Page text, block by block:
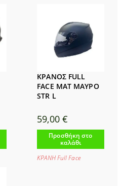
ΚΡΑΝΟΣ FULL
FACE ΜΑΤ ΜΑΥΡΟ
STR L
59,00 €
Προσθήκη στο
καλάθι
ΚΡΑΝΗ Full Face